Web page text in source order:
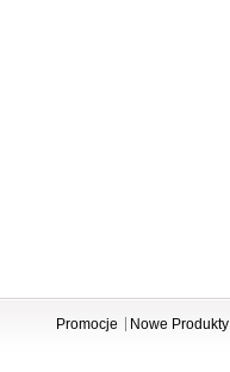
Promocje Nowe Produkty